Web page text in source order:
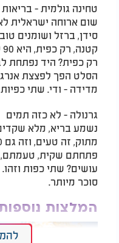
טחינה גולמית -
שום ארוחה ישראלית
סידן, ברזל ושומנים
רק כפית? היד נפתחת
הסלט הפך לפצצת
מדידה - ודי. שתי
גרנולה - לא כזה תמים
נשמע בריא, מלא
פתחתם שקית, טעמתם,
עושים? שתי כפות
סוכר מיותר.
המלצות